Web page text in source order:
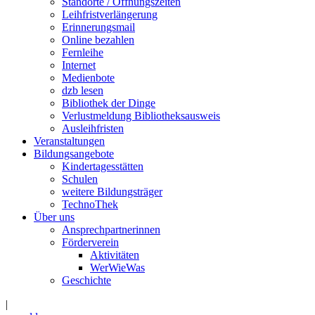
Leihfristverlängerung
Erinnerungsmail
Online bezahlen
Fernleihe
Internet
Medienbote
dzb lesen
Bibliothek der Dinge
Verlustmeldung Bibliotheksausweis
Ausleihfristen
Veranstaltungen
Bildungsangebote
Kindertagesstätten
Schulen
weitere Bildungsträger
TechnoThek
Über uns
Ansprechpartnerinnen
Förderverein
Aktivitäten
WerWieWas
Geschichte
|